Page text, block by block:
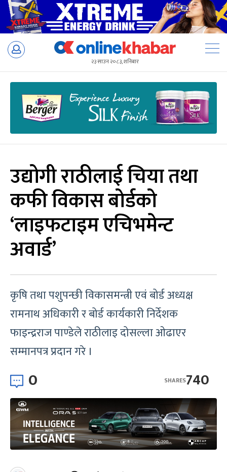
Skip
२३ साउन २०८३, शनिबार
उद्योगी राठीलाई चिया तथा
कफी विकास बोर्डको
‘लाइफटाइम एचिभमेन्ट
अवार्ड’
कृषि तथा पशुपन्छी विकासमन्त्री एवं बोर्ड अध्यक्ष
रामनाथ अधिकारी र बोर्ड कार्यकारी निर्देशक
फाइन्द्रराज पाण्डेले राठीलाइ दोसल्ला ओढाएर
सम्मानपत्र प्रदान गरे ।
0 740
SHARES